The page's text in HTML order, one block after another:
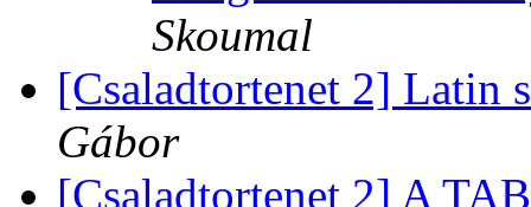
Skoumal
[Csaladtortenet 2] Latin
Gábor
[Csaladtortenet 2] A